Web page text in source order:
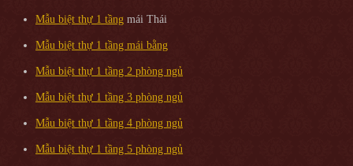
Mẫu biệt thự 1 tầng mái Thái
Mẫu biệt thự 1 tầng mái bằng
Mẫu biệt thự 1 tầng 2 phòng ngủ
Mẫu biệt thự 1 tầng 3 phòng ngủ
Mẫu biệt thự 1 tầng 4 phòng ngủ
Mẫu biệt thự 1 tầng 5 phòng ngủ